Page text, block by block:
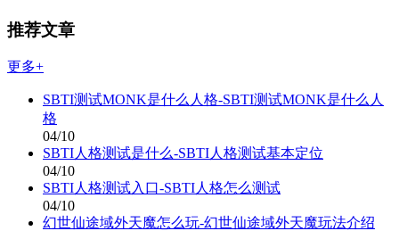
推荐文章
更多+
SBTI测试MONK是什么人格-SBTI测试MONK是什么人
格
04/10
SBTI人格测试是什么-SBTI人格测试基本定位
04/10
SBTI人格测试入口-SBTI人格怎么测试
04/10
幻世仙途域外天魔怎么玩-幻世仙途域外天魔玩法介绍